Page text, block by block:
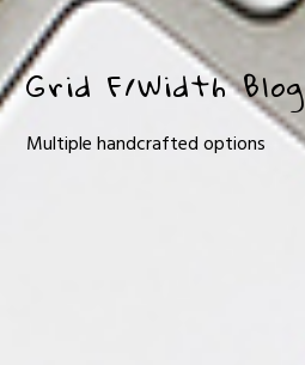
Grid F/Width Blog
Multiple handcrafted options